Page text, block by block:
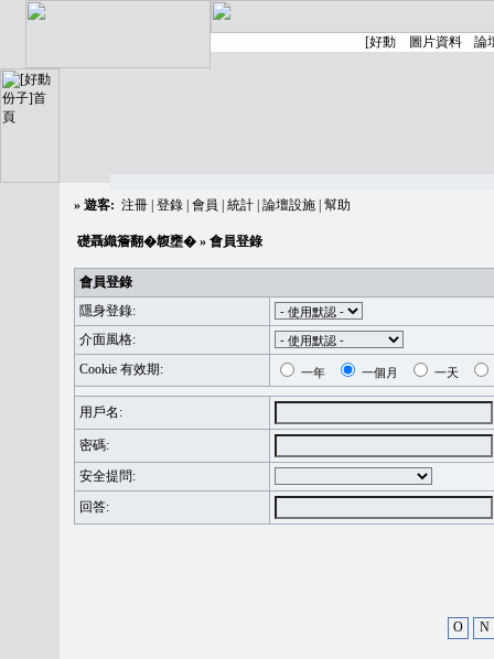
» 遊客: 注冊 登錄 會員 統計 論壇設施 幫助
礎聶織簷翻�䪖壅� » 會員登錄
會員登錄
隱身登錄:
介面風格:
Cookie 有效期:
一年 一個月 一天
用戶名:
密碼:
安全提問:
回答:
O N